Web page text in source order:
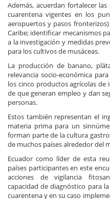
Además, acuerdan fortalecer
cuarentena vigentes en los
aeropuertos y pasos
Caribe; identificar mecanismos
a la investigación y medidas
para los cultivos de musáceas.
La producción de banano,
relevancia socio-económica
los cinco productos agrícolas
de que generan empleo y dan
personas.
Estos también representan el
materia prima para un
forman parte de la cultura
de muchos países alrededor del
Ecuador como líder de esta
países participantes en este
acciones de vigilancia
capacidad de diagnóstico para
cuarentena y en su caso